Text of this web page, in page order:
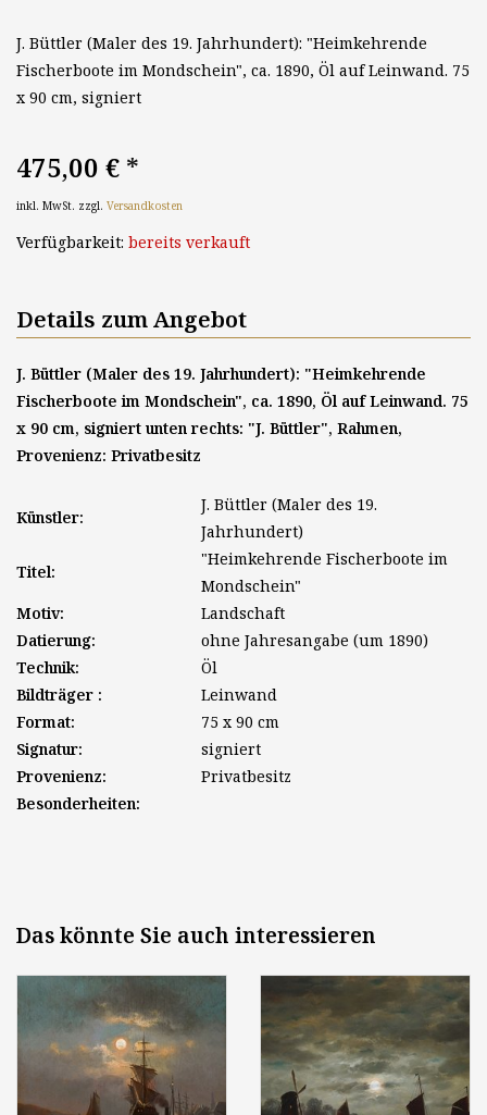
J. Büttler (Maler des 19. Jahrhundert): "Heimkehrende
Fischerboote im Mondschein", ca. 1890, Öl auf Leinwand. 75
x 90 cm, signiert
475,00 € *
inkl. MwSt. zzgl. Versandkosten
Verfügbarkeit: bereits verkauft
Details zum Angebot
J. Büttler (Maler des 19. Jahrhundert): "Heimkehrende
Fischerboote im Mondschein", ca. 1890, Öl auf Leinwand. 75
x 90 cm, signiert unten rechts: "J. Büttler", Rahmen,
Provenienz: Privatbesitz
Künstler:
J. Büttler (Maler des 19.
Jahrhundert)
Titel:
"Heimkehrende Fischerboote im
Mondschein"
Motiv:
Landschaft
Datierung:
ohne Jahresangabe (um 1890)
Technik:
Öl
Bildträger :
Leinwand
Format:
75 x 90 cm
Signatur:
signiert
Provenienz:
Privatbesitz
Besonderheiten:
Das könnte Sie auch interessieren